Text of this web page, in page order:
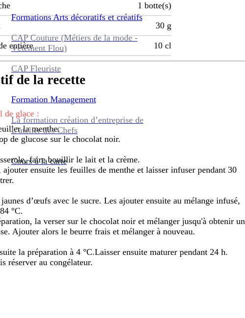
Formations Arts décoratifs et créatifs
CAP Couture (Métiers de la mode -
Vêtement Flou)
CAP Fleuriste
Formation Management
La formation création d’entreprise de
L’atelier des Chefs
Cours à la carte
1 botte(s)
30 g
entière 10 cl
de la recette
de glace :
la menthe.
de glucose sur le chocolat noir.
faire bouillir le lait et la crème.
ensuite les feuilles de menthe et laisser infuser pendant 30
d’œufs avec le sucre. Les ajouter ensuite au mélange infusé,
°C.
la verser sur le chocolat noir et mélanger jusqu'à obtenir un
Ajouter alors le beurre frais et mélanger à nouveau.
la préparation à 4 °C.Laisser ensuite maturer pendant 24 h.
réserver au congélateur.